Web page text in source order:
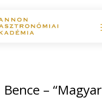
– “Magyar